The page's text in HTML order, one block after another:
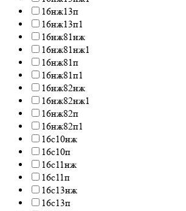
16нж13п
16нж13п1
16нж81нж
16нж81нж1
16нж81п
16нж81п1
16нж82нж
16нж82нж1
16нж82п
16нж82п1
16с10нж
16с10п
16с11нж
16с11п
16с13нж
16с13п